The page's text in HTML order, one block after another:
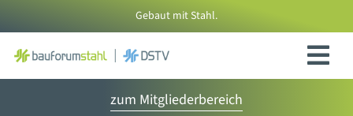
Inhalt
springen
Gebaut mit Stahl.
zum Mitgliederbereich